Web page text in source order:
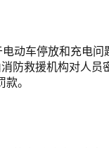
动车停放和充电问
防救援机构对人员
。